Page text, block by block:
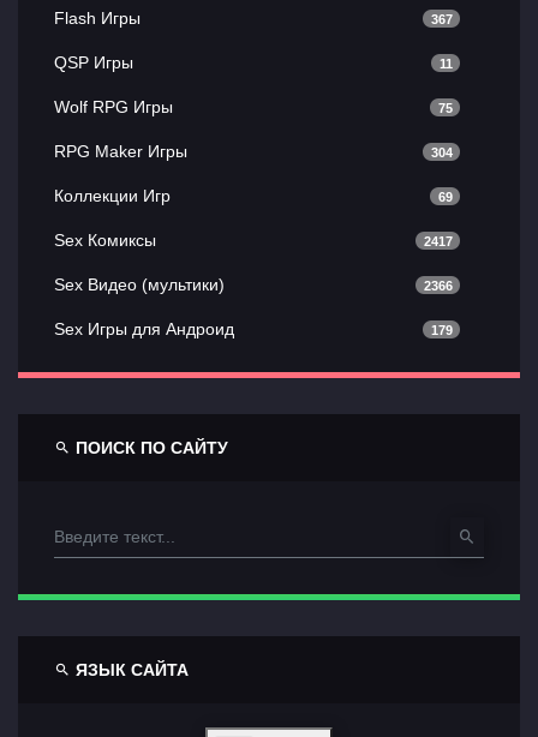
Flash Игры 367
QSP Игры 11
Wolf RPG Игры 75
RPG Maker Игры 304
Коллекции Игр 69
Sex Комиксы 2417
Sex Видео (мультики) 2366
Sex Игры для Андроид 179
ПОИСК ПО САЙТУ
ЯЗЫК САЙТА